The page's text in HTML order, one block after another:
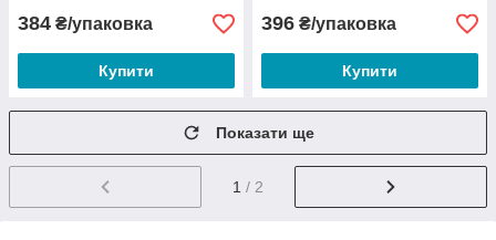
384 ₴/упаковка
Купити
396 ₴/упаковка
Купити
Показати ще
1 / 2